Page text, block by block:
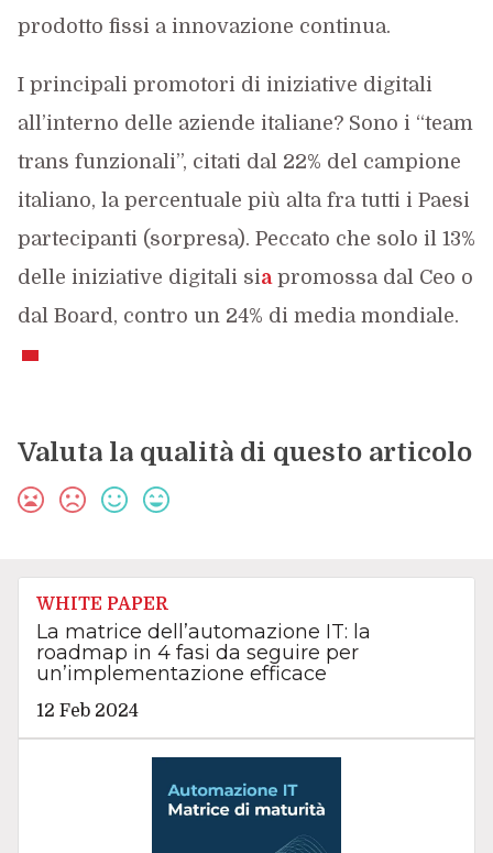
prodotto fissi a innovazione continua.
I principali promotori di iniziative digitali
all’interno delle aziende italiane? Sono i “team
trans funzionali”, citati dal 22% del campione
italiano, la percentuale più alta fra tutti i Paesi
partecipanti (sorpresa). Peccato che solo il 13%
delle iniziative digitali siapromossa dal Ceo o
dal Board, contro un 24% di media mondiale.
Valuta la qualità di questo articolo
WHITE PAPER
La matrice dell’automazione IT: la
roadmap in 4 fasi da seguire per
un’implementazione efficace
12 Feb 2024